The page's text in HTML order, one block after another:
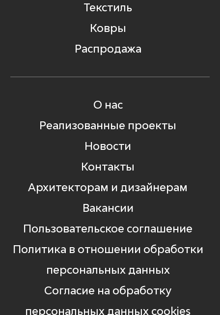
Текстиль
Ковры
Распродажа
О нас
Реализованные проекты
Новости
Контакты
Архитекторам и дизайнерам
Вакансии
Пользовательское соглашение
Политика в отношении обработки
персональных данных
Согласие на обработку
персональных данных cookies